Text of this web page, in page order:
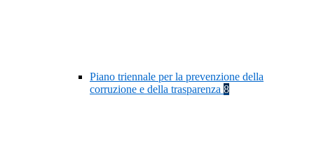
Piano triennale per la prevenzione della
corruzione e della trasparenza 8